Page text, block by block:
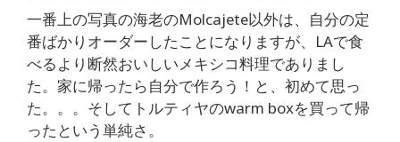
一番上の写真の海老のMolcajete以外は、自分の定
番ばかりオーダーしたことになりますが、LAで食
べるより断然おいしいメキシコ料理でありまし
た。家に帰ったら自分で作ろう！と、初めて思っ
た。。。そしてトルティヤのwarm boxを買って帰
ったという単純さ。